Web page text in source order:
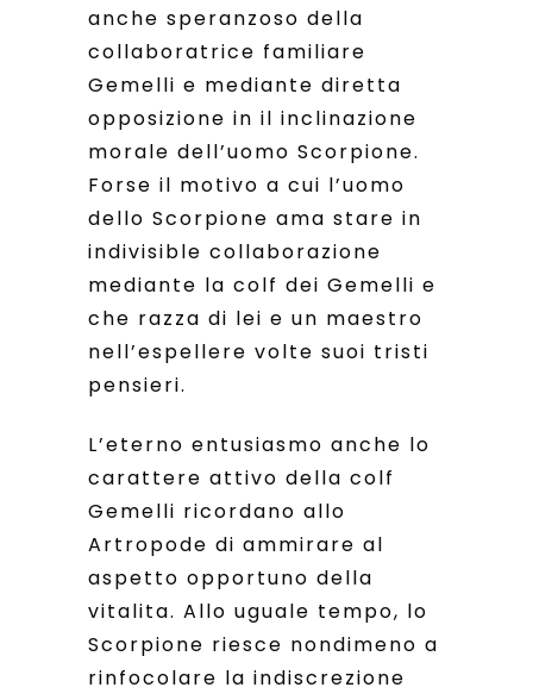
anche speranzoso della
collaboratrice familiare
Gemelli e mediante diretta
opposizione in il inclinazione
morale dell’uomo Scorpione.
Forse il motivo a cui l’uomo
dello Scorpione ama stare in
indivisible collaborazione
mediante la colf dei Gemelli e
che razza di lei e un maestro
nell’espellere volte suoi tristi
pensieri.
L’eterno entusiasmo anche lo
carattere attivo della colf
Gemelli ricordano allo
Artropode di ammirare al
aspetto opportuno della
vitalita. Allo uguale tempo, lo
Scorpione riesce nondimeno a
rinfocolare la indiscrezione